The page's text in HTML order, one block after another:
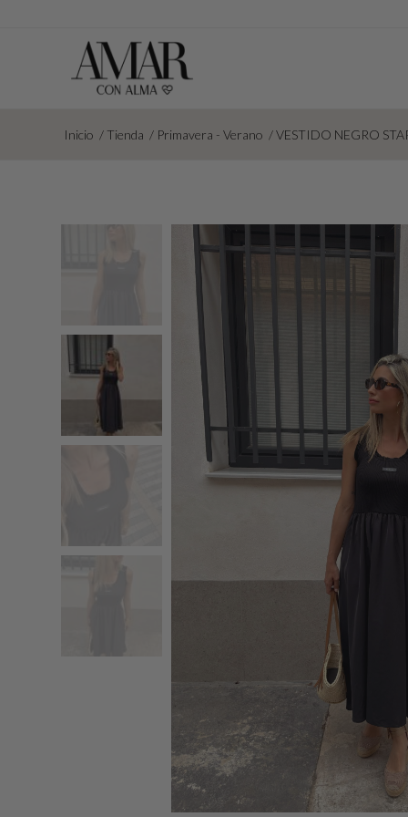
Inicio / Tienda / Primavera - Verano /VESTIDO NEGRO